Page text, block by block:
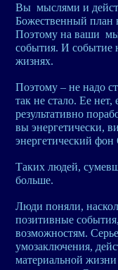
Вы мыслями и
Божественный план
Поэтому на ваши
события. И событие
жизнях.
Поэтому – не надо
так не стало. Ее
результативно
вы энергетически,
энергетический
Таких людей,
больше.
Люди поняли,
позитивные
возможностям.
умозаключения,
материальной